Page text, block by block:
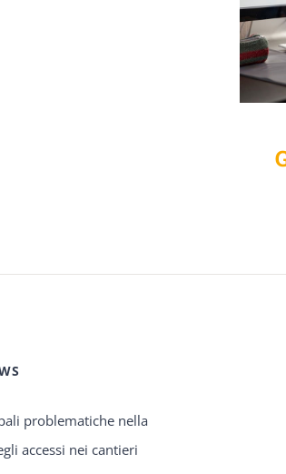
problematiche nella
accessi nei cantieri